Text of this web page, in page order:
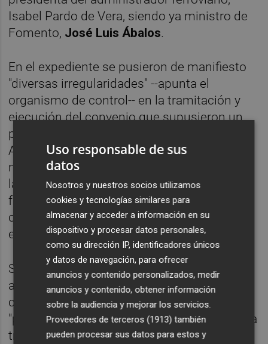
Isabel Pardo de Vera, siendo ya ministro de
Fomento, José Luis Ábalos.
En el expediente se pusieron de manifiesto
"diversas irregularidades" --apunta el
organismo de control-- en la tramitación y
ejecución del convenio que supusieron un
pago por parte del Ayuntamiento de Albal a
Adif en "un importe superior en más de un
millón de euros por encima del coste real de
la obra y justiprecio de las expropiaciones",
fundamentalmente por el importe del
contrato que se adjudicó a la empresa
encargada de las obras.
Según explica Antifraude, este contrato se
adjudica siendo ministro Ábalos, en parte
con fondos de la Unión Europea. Entre las
"principales irregularidades" detectadas en la
tramitación destaca que "no se cumplió con
Uso responsable de sus
datos
Nosotros y nuestros socios utilizamos
cookies y tecnologías similares para
almacenar y acceder a información en su
dispositivo y procesar datos personales,
como su dirección IP, identificadores únicos
y datos de navegación, para ofrecer
anuncios y contenido personalizados, medir
anuncios y contenido, obtener información
sobre la audiencia y mejorar los servicios.
Proveedores de terceros (1913) también
pueden procesar sus datos para estos y